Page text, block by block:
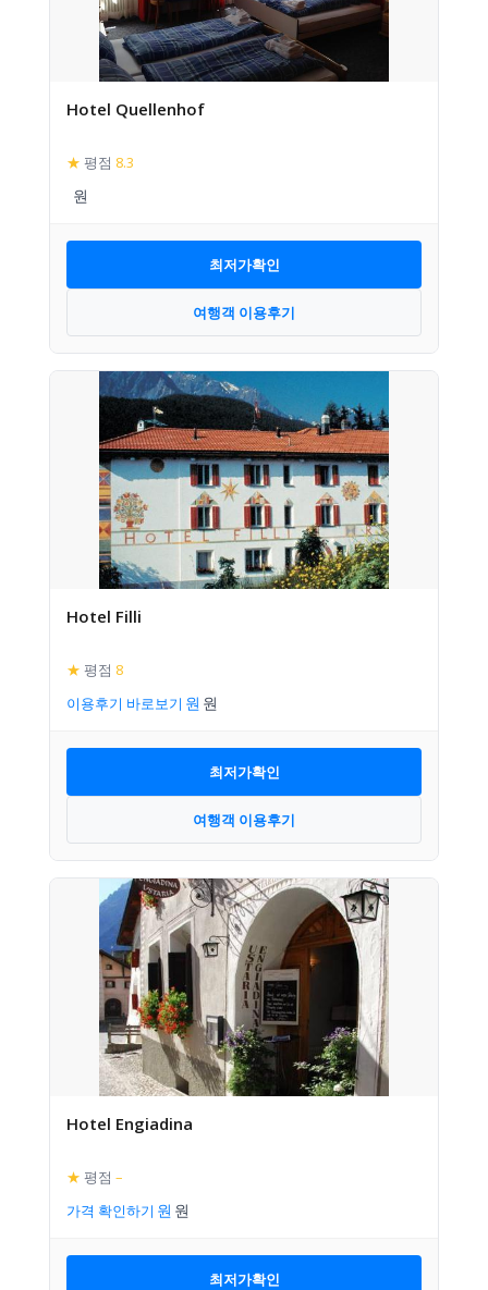
Hotel Quellenhof
★ 평점 8.3
최저가확인
여행객 이용후기
Hotel Filli
★ 평점 8
이용후기 바로보기
최저가확인
여행객 이용후기
Hotel Engiadina
★ 평점 –
가격 확인하기
최저가확인